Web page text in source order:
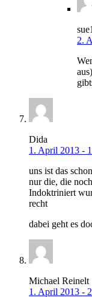
2.
Dida
1. April 2013 -
uns ist das
nur die, die
Indoktriniert
recht
dabei geht es
Michael Reinelt
1. April 2013 -